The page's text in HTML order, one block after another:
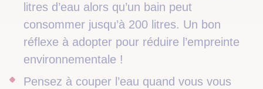
litres d’eau alors qu’un bain peut
consommer jusqu’à 200 litres. Un bon
réflexe à adopter pour réduire l’empreinte
environnementale !
Pensez à couper l’eau quand vous vous